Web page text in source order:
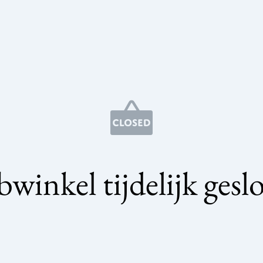
tijdelijk